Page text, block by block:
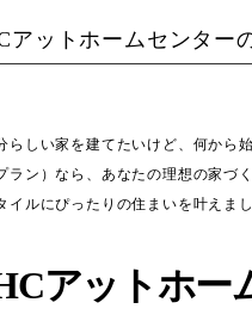
アットホームセンター
らしい家を建てたいけど、何か
ラン）なら、あなたの理想の家づ
イルにぴったりの住まいを叶えま
アットホー